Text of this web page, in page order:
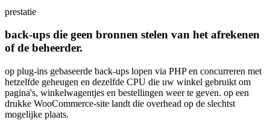
prestatie
back-ups die geen bronnen stelen van het afrekenen
of de beheerder.
op plug-ins gebaseerde back-ups lopen via PHP en concurreren met
hetzelfde geheugen en dezelfde CPU die uw winkel gebruikt om
pagina's, winkelwagentjes en bestellingen weer te geven. op een
drukke WooCommerce-site landt die overhead op de slechtst
mogelijke plaats.